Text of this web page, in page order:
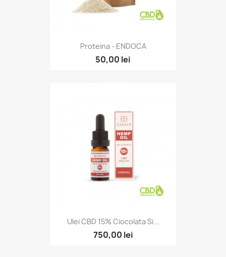
Proteina - ENDOCA
50,00 lei
Ulei CBD 15% Ciocolata Si...
750,00 lei